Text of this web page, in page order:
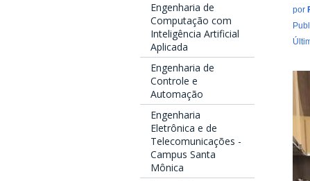
Engenharia de
Computação com
Inteligência Artificial
Aplicada
Engenharia de
Controle e
Automação
Engenharia
Eletrônica e de
Telecomunicações -
Campus Santa
Mônica
por